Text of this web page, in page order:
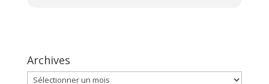
Archives
Archives